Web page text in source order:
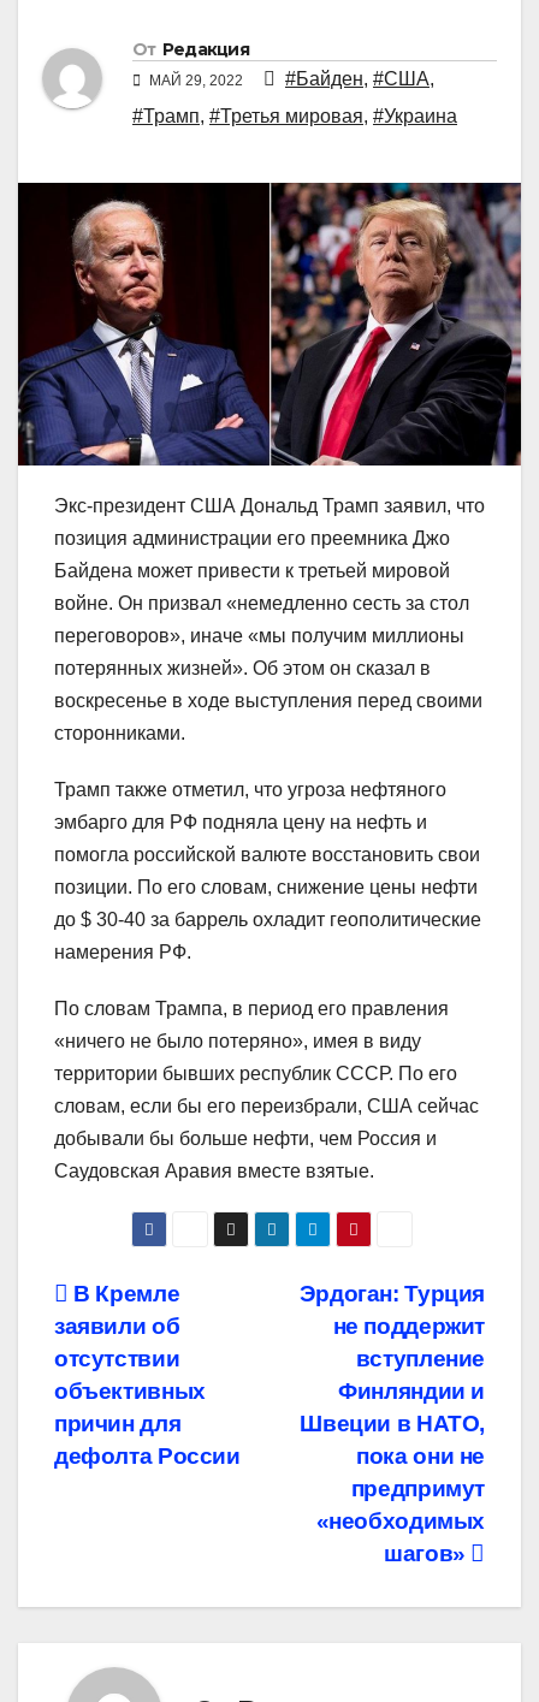
От Редакция
МАЙ 29, 2022 #Байден, #США,
#Трамп, #Третья мировая, #Украина
Экс-президент США Дональд Трамп заявил, что
позиция администрации его преемника Джо
Байдена может привести к третьей мировой
войне. Он призвал «немедленно сесть за стол
переговоров», иначе «мы получим миллионы
потерянных жизней». Об этом он сказал в
воскресенье в ходе выступления перед своими
сторонниками.
Трамп также отметил, что угроза нефтяного
эмбарго для РФ подняла цену на нефть и
помогла российской валюте восстановить свои
позиции. По его словам, снижение цены нефти
до $ 30-40 за баррель охладит геополитические
намерения РФ.
По словам Трампа, в период его правления
«ничего не было потеряно», имея в виду
территории бывших республик СССР. По его
словам, если бы его переизбрали, США сейчас
добывали бы больше нефти, чем Россия и
Саудовская Аравия вместе взятые.
Навигация
по
записям
Эрдоган: Турция
не поддержит
вступление
Финляндии и
Швеции в НАТО,
пока они не
предпримут
«необходимых
шагов»
В Кремле
заявили об
отсутствии
объективных
причин для
дефолта России